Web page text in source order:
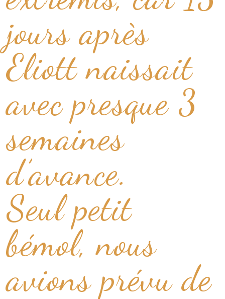
jours après
Eliott naissait
avec presque 3
semaines
d’avance.
Seul petit
bémol, nous
avions prévu de